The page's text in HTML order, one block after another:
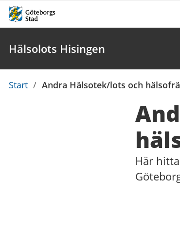
Hälsolots Hisingen
Du
Start / Andra Hälsotek/lots och
Här